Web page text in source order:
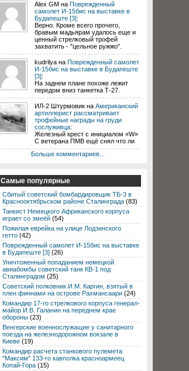
Alex GM на Поврежденный
самолет И-15бис на выставке в
Будапеште [3]:
Верно. Кроме всего прочего,
бравым мадьярам удалось еще и
ценный стрелковый трофей
захватить - "цельное ружжо".
kudrilya на Поврежденный самолет
И-15бис на выставке в Будапеште
[3]:
На заднем плане похоже лежит
передом вниз танкетка Т-27.
ИЛ-2 Штурмовик на Американский
артиллерист рассматривает
трофейные награды на груди
сослуживца:
Железный крест с инициалом «W»
С ветерана ПМВ ещё снял что ли
Больше комментариев...
Самые популярные
Сбитый советский бомбардировщик ТБ-3 в
Краснооктябрьском районе Сталинграда (83)
Танкист Немецкого Африканского корпуса
играет со змеёй (54)
Пожилая еврейка на улице Лодзинского
гетто (42)
Поврежденный самолет И-15бис на выставке
в Будапеште [3] (26)
Уничтоженный попаданием немецкой
авиабомбы советский танк КВ-1 под
Сталинградом (25)
Советский полковник И.М. Каргин, взятый в
плен финнами на острове Рахмансаари (24)
Командир 17-го стрелкового корпуса генерал-
майор И.В. Галанин на переднем крае
обороны (23)
Венгерские военнослужащие у санитарного
поезда на железнодорожном вокзале в
Киеве (19)
Командир расчета станкового пулемета
"Максим" 133-го кавполка красноармеец
Копай-Гора (15)